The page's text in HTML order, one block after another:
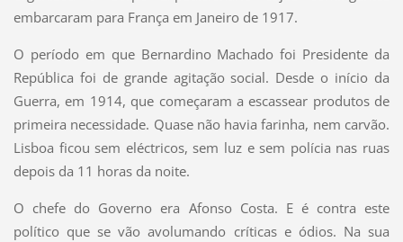
embarcaram para França em Janeiro de 1917.
O período em que Bernardino Machado foi Presidente da
República foi de grande agitação social. Desde o início da
Guerra, em 1914, que começaram a escassear produtos de
primeira necessidade. Quase não havia farinha, nem carvão.
Lisboa ficou sem eléctricos, sem luz e sem polícia nas ruas
depois da 11 horas da noite.
O chefe do Governo era Afonso Costa. E é contra este
político que se vão avolumando críticas e ódios. Na sua